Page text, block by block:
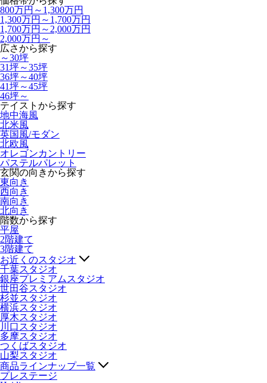
800万円～1,300万円
1,300万円～1,700万円
1,700万円～2,000万円
2,000万円～
広さから探す
～30坪
31坪～35坪
36坪～40坪
41坪～45坪
46坪～
テイストから探す
地中海風
北米風
英国風/モダン
北欧風
オレゴンカントリー
パステルパレット
玄関の向きから探す
東向き
西向き
南向き
北向き
階数から探す
平屋
2階建て
3階建て
お近くのスタジオ
千葉スタジオ
銀座プレミアムスタジオ
世田谷スタジオ
杉並スタジオ
横浜スタジオ
厚木スタジオ
川口スタジオ
多摩スタジオ
つくばスタジオ
山梨スタジオ
商品ラインナップ一覧
プレステージ